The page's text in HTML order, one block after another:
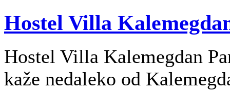
Hostel Villa
Hostel Villa Kalemegdan
kaže nedaleko od